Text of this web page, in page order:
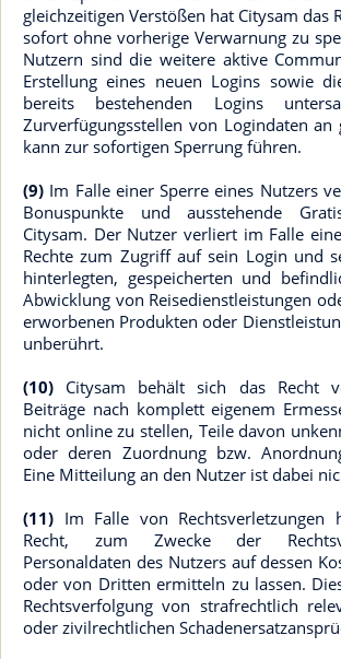
gleichzeitigen Verstößen hat Citysam das
sofort ohne vorherige Verwarnung zu
Nutzern sind die weitere aktive
Erstellung eines neuen Logins sowie
bereits bestehenden Logins
Zurverfügungsstellen von Logindaten an
kann zur sofortigen Sperrung führen.
(9) Im Falle einer Sperre eines Nutzers
Bonuspunkte und ausstehende
Citysam. Der Nutzer verliert im Falle
Rechte zum Zugriff auf sein Login und
hinterlegten, gespeicherten und
Abwicklung von Reisedienstleistungen
erworbenen Produkten oder
unberührt.
(10) Citysam behält sich das Recht
Beiträge nach komplett eigenem
nicht online zu stellen, Teile davon
oder deren Zuordnung bzw.
Eine Mitteilung an den Nutzer ist dabei
(11) Im Falle von Rechtsverletzungen
Recht, zum Zwecke der
Personaldaten des Nutzers auf dessen
oder von Dritten ermitteln zu lassen.
Rechtsverfolgung von strafrechtlich
oder zivilrechtlichen